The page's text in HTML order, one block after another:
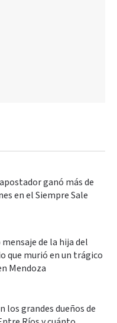
ganó más de
en el Siempre Sale
de la hija del
que murió en un trágico
Mendoza
los grandes dueños de